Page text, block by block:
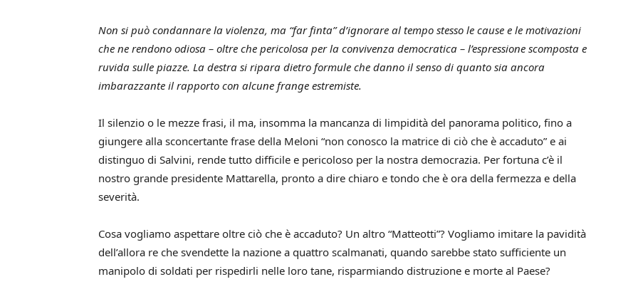
Non si può condannare la violenza, ma “far finta” d’ignorare al tempo stesso le cause e le motivazioni
che ne rendono odiosa – oltre che pericolosa per la convivenza democratica – l’espressione scomposta e
ruvida sulle piazze. La destra si ripara dietro formule che danno il senso di quanto sia ancora
imbarazzante il rapporto con alcune frange estremiste.
Il silenzio o le mezze frasi, il ma, insomma la mancanza di limpidità del panorama politico, fino a
giungere alla sconcertante frase della Meloni “non conosco la matrice di ciò che è accaduto” e ai
distinguo di Salvini, rende tutto difficile e pericoloso per la nostra democrazia. Per fortuna c’è il
nostro grande presidente Mattarella, pronto a dire chiaro e tondo che è ora della fermezza e della
severità.
Cosa vogliamo aspettare oltre ciò che è accaduto? Un altro “Matteotti”? Vogliamo imitare la pavidità
dell’allora re che svendette la nazione a quattro scalmanati, quando sarebbe stato sufficiente un
manipolo di soldati per rispedirli nelle loro tane, risparmiando distruzione e morte al Paese?